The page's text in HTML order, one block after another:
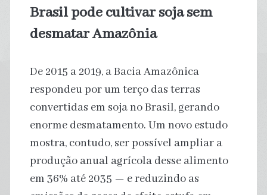
Brasil pode cultivar soja sem
desmatar Amazônia
De 2015 a 2019, a Bacia Amazônica
respondeu por um terço das terras
convertidas em soja no Brasil, gerando
enorme desmatamento. Um novo estudo
mostra, contudo, ser possível ampliar a
produção anual agrícola desse alimento
em 36% até 2035 — e reduzindo as